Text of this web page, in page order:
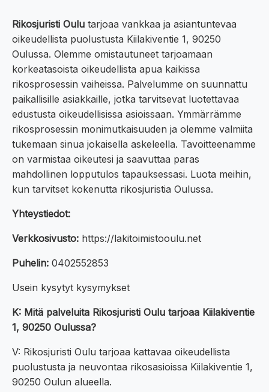
Rikosjuristi Oulu tarjoaa vankkaa ja asiantuntevaa
oikeudellista puolustusta Kiilakiventie 1, 90250
Oulussa. Olemme omistautuneet tarjoamaan
korkeatasoista oikeudellista apua kaikissa
rikosprosessin vaiheissa. Palvelumme on suunnattu
paikallisille asiakkaille, jotka tarvitsevat luotettavaa
edustusta oikeudellisissa asioissaan. Ymmärrämme
rikosprosessin monimutkaisuuden ja olemme valmiita
tukemaan sinua jokaisella askeleella. Tavoitteenamme
on varmistaa oikeutesi ja saavuttaa paras
mahdollinen lopputulos tapauksessasi. Luota meihin,
kun tarvitset kokenutta rikosjuristia Oulussa.
Yhteystiedot:
Verkkosivusto: https://lakitoimistooulu.net
Puhelin: 0402552853
Usein kysytyt kysymykset
K: Mitä palveluita Rikosjuristi Oulu tarjoaa Kiilakiventie
1, 90250 Oulussa?
V: Rikosjuristi Oulu tarjoaa kattavaa oikeudellista
puolustusta ja neuvontaa rikosasioissa Kiilakiventie 1,
90250 Oulun alueella.